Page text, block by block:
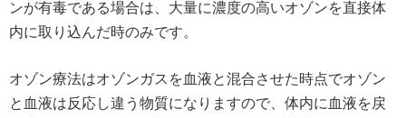
ンが有毒である場合は、大量に濃度の高いオゾンを直接体
内に取り込んだ時のみです。
オゾン療法はオゾンガスを血液と混合させた時点でオゾン
と血液は反応し違う物質になりますので、体内に血液を戻